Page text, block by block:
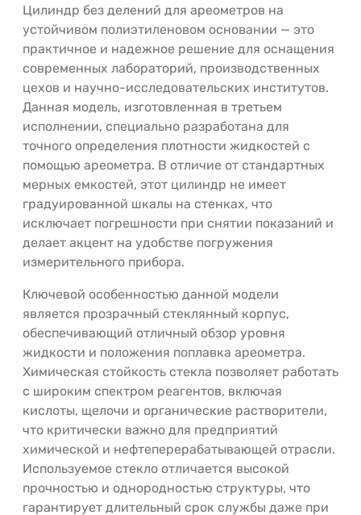
Цилиндр без делений для ареометров на
устойчивом полиэтиленовом основании — это
практичное и надежное решение для оснащения
современных лабораторий, производственных
цехов и научно-исследовательских институтов.
Данная модель, изготовленная в третьем
исполнении, специально разработана для
точного определения плотности жидкостей с
помощью ареометра. В отличие от стандартных
мерных емкостей, этот цилиндр не имеет
градуированной шкалы на стенках, что
исключает погрешности при снятии показаний и
делает акцент на удобстве погружения
измерительного прибора.
Ключевой особенностью данной модели
является прозрачный стеклянный корпус,
обеспечивающий отличный обзор уровня
жидкости и положения поплавка ареометра.
Химическая стойкость стекла позволяет работать
с широким спектром реагентов, включая
кислоты, щелочи и органические растворители,
что критически важно для предприятий
химической и нефтеперерабатывающей отрасли.
Используемое стекло отличается высокой
прочностью и однородностью структуры, что
гарантирует длительный срок службы даже при